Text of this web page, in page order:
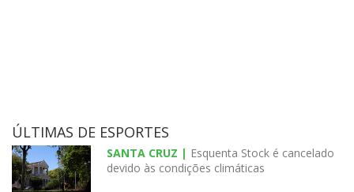
ÚLTIMAS DE ESPORTES
SANTA CRUZ | Esquenta Stock é cancelado
devido às condições climáticas